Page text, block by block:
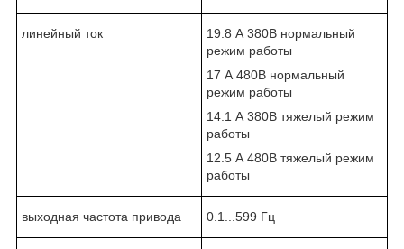
линейный ток
19.8 А 380В нормальный
режим работы
17 А 480В нормальный
режим работы
14.1 А 380В тяжелый режим
работы
12.5 А 480В тяжелый режим
работы
выходная частота привода 0.1...599 Гц